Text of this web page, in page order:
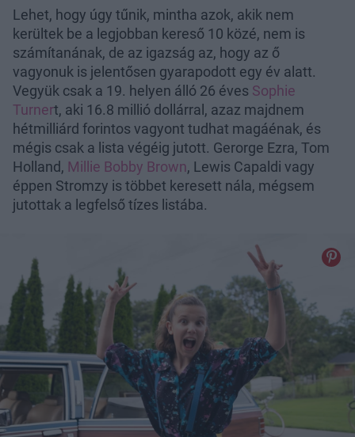
Lehet, hogy úgy tűnik, mintha azok, akik nem
kerültek be a legjobban kereső 10 közé, nem is
számítanának, de az igazság az, hogy az ő
vagyonuk is jelentősen gyarapodott egy év alatt.
Vegyük csak a 19. helyen álló 26 éves Sophie
Turnert, aki 16.8 millió dollárral, azaz majdnem
hétmilliárd forintos vagyont tudhat magáénak, és
mégis csak a lista végéig jutott. Gerorge Ezra, Tom
Holland, Millie Bobby Brown, Lewis Capaldi vagy
éppen Stromzy is többet keresett nála, mégsem
jutottak a legfelső tízes listába.